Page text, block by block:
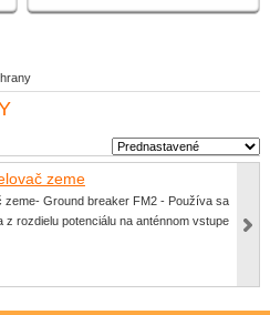
zeme
zeme- Ground breaker FM2 - Používa sa
z rozdielu potenciálu na anténnom vstupe